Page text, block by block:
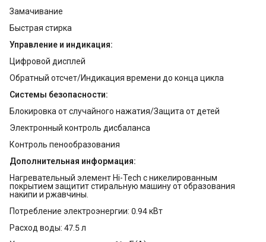
Замачивание
Быстрая стирка
Управление и индикация:
Цифровой дисплей
Обратный отсчет/Индикация времени до конца цикла
Системы безопасности:
Блокировка от случайного нажатия/Защита от детей
Электронный контроль дисбаланса
Контроль пенообразования
Дополнительная информация:
Нагревательный элемент Hi-Tech с никелированным
покрытием защитит стиральную машину от образования
накипи и ржавчины.
Потребление электроэнергии: 0.94 кВт
Расход воды: 47.5 л